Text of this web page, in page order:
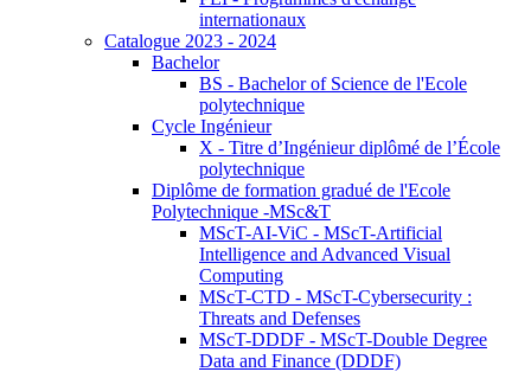
internationaux
Catalogue 2023 - 2024
Bachelor
BS - Bachelor of Science de l'Ecole
polytechnique
Cycle Ingénieur
X - Titre d’Ingénieur diplômé de l’École
polytechnique
Diplôme de formation gradué de l'Ecole
Polytechnique -MSc&T
MScT-AI-ViC - MScT-Artificial
Intelligence and Advanced Visual
Computing
MScT-CTD - MScT-Cybersecurity :
Threats and Defenses
MScT-DDDF - MScT-Double Degree
Data and Finance (DDDF)